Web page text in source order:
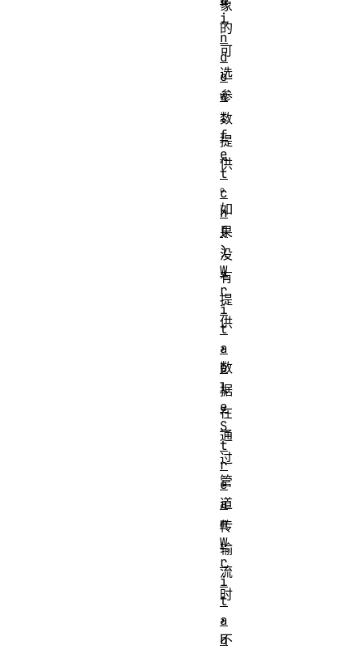
象
的
可
选
参
数
提
供
。
如
果
没
有
提
供
，
数
据
在
通
过
管
道
传
输
流
时
，
不
i
n
d
o
w
.
f
e
t
c
h
(
)
W
r
i
t
a
b
l
e
S
t
r
e
a
m
W
r
i
t
a
b